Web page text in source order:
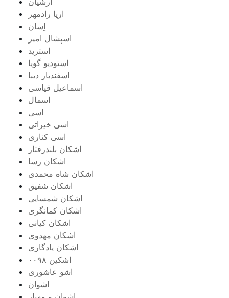
اریا رادمهر
اِسان
اسپشال امیر
استرید
استودیو گویا
اسفندیار دیبا
اسماعیل قیاسی
اسمال
اسی
اسی خیراتی
اسی کناری
اشکان بلندرفتار
اشکان رسا
اشکان شاه محمدی
اشکان شفیق
اشکان شمسایی
اشکان‌ کمانگری
اشکان کیانی
اشکان مهدوی
اشکان یادگاری
اشکین ۰۰۹۸
اشو عاشوری
اشوان